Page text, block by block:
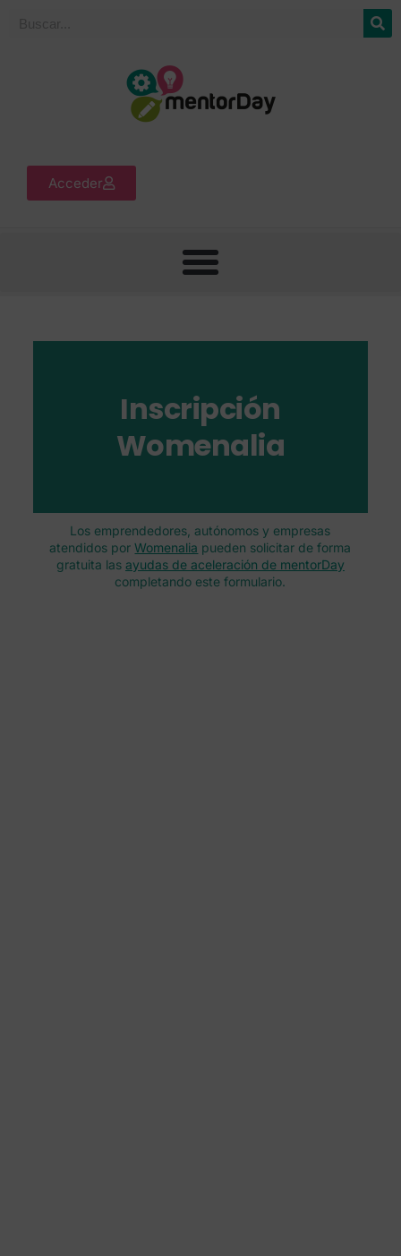
Acceder
Inscripción
Womenalia
Los emprendedores, autónomos y empresas
atendidos porWomenalia pueden solicitar de forma
gratuita las ayudas de aceleración de mentorDay
completando este formulario.